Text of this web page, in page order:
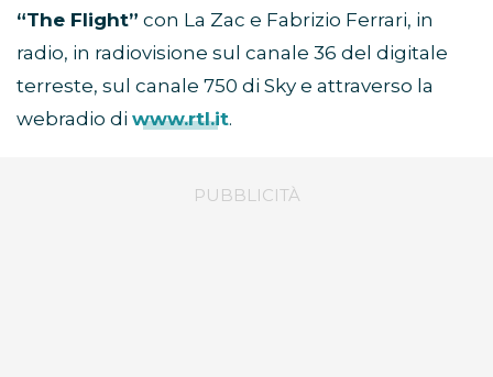
“The Flight” con La Zac e Fabrizio Ferrari, in
radio, in radiovisione sul canale 36 del digitale
terreste, sul canale 750 di Sky e attraverso la
webradio di www.rtl.it.